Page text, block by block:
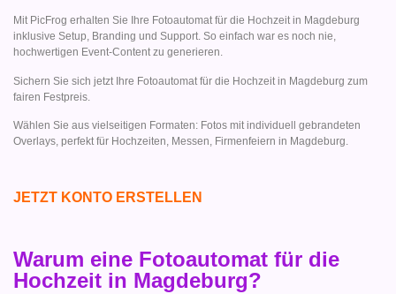
Mit PicFrog erhalten Sie Ihre Fotoautomat für die Hochzeit in Magdeburg
inklusive Setup, Branding und Support. So einfach war es noch nie,
hochwertigen Event-Content zu generieren.
Sichern Sie sich jetzt Ihre Fotoautomat für die Hochzeit in Magdeburg zum
fairen Festpreis.
Wählen Sie aus vielseitigen Formaten: Fotos mit individuell gebrandeten
Overlays, perfekt für Hochzeiten, Messen, Firmenfeiern in Magdeburg.
JETZT KONTO ERSTELLEN
Warum eine Fotoautomat für die
Hochzeit in Magdeburg?